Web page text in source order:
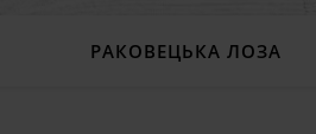
РАКОВЕЦЬКА ЛОЗА